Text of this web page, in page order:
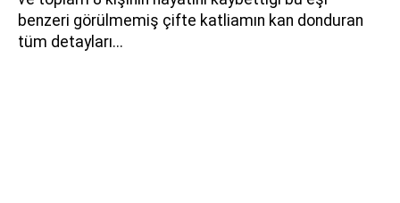
benzeri görülmemiş çifte katliamın kan donduran
tüm detayları...